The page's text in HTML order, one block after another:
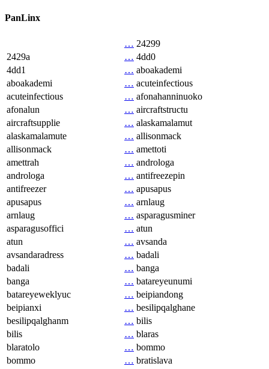
PanLinx
… 24299
2429a
… 4dd0
4dd1
… aboakademi
aboakademi
… acuteinfectious
acuteinfectious
… afonahanninuoko
afonalun
… aircraftstructu
aircraftsupplie
… alaskamalamut
alaskamalamute
… allisonmack
allisonmack
… amettoti
amettrah
… androloga
androloga
… antifreezepin
antifreezer
… apusapus
apusapus
… arnlaug
arnlaug
… asparagusminer
asparagusoffici
… atun
atun
… avsanda
avsandaradress
… badali
badali
… banga
banga
… batareyeunumi
batareyeweklyuc
… beipiandong
beipianxi
… besilipqalghane
besilipqalghanm
… bilis
bilis
… blaras
blaratolo
… bommo
bommo
… bratislava